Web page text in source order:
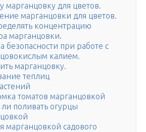
марганцовку для цветов.
марганцовки для цветов.
концентрацию
марганцовки.
безопасности при работе с
калием.
марганцовку.
теплиц
томатов марганцовкой
поливать огурцы
марганцовкой садового